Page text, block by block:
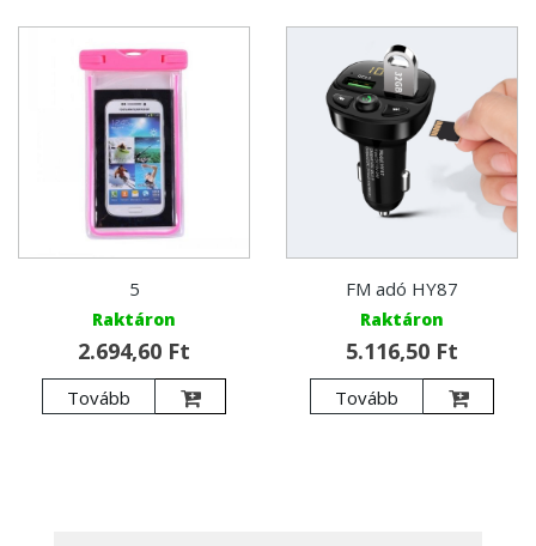
5
Raktáron
2.694,60 Ft
Tovább
FM adó HY87
Raktáron
5.116,50 Ft
Tovább